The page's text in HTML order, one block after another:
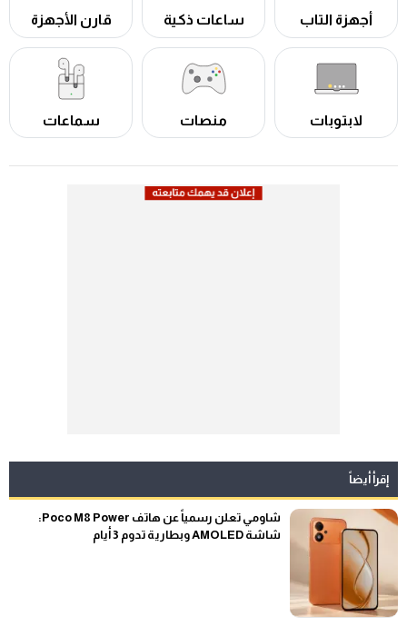
أجهزة التاب ساعات ذكية قارن الأجهزة
لابتوبات منصات سماعات
إقرأ أيضاً
شاومي تعلن رسمياً عن هاتف Poco M8 Power:
شاشة AMOLED وبطارية تدوم 3 أيام